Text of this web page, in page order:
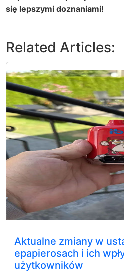
się lepszymi doznaniami!
Related Articles:
Aktualne zmiany w
epapierosach i ich
użytkowników